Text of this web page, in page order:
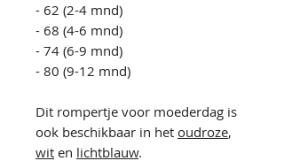
- 62 (2-4 mnd)
- 68 (4-6 mnd)
- 74 (6-9 mnd)
- 80 (9-12 mnd)
Dit rompertje voor moederdag is
ook beschikbaar in het oudroze,
wit en lichtblauw.